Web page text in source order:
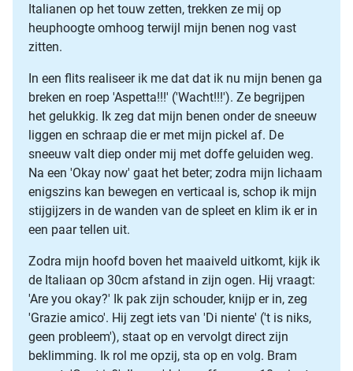
Italianen op het touw zetten, trekken ze mij op
heuphoogte omhoog terwijl mijn benen nog vast
zitten.
In een flits realiseer ik me dat dat ik nu mijn benen ga
breken en roep 'Aspetta!!!' ('Wacht!!!'). Ze begrijpen
het gelukkig. Ik zeg dat mijn benen onder de sneeuw
liggen en schraap die er met mijn pickel af. De
sneeuw valt diep onder mij met doffe geluiden weg.
Na een 'Okay now' gaat het beter; zodra mijn lichaam
enigszins kan bewegen en verticaal is, schop ik mijn
stijgijzers in de wanden van de spleet en klim ik er in
een paar tellen uit.
Zodra mijn hoofd boven het maaiveld uitkomt, kijk ik
de Italiaan op 30cm afstand in zijn ogen. Hij vraagt:
'Are you okay?' Ik pak zijn schouder, knijp er in, zeg
'Grazie amico'. Hij zegt iets van 'Di niente' ('t is niks,
geen probleem'), staat op en vervolgt direct zijn
beklimming. Ik rol me opzij, sta op en volg. Bram